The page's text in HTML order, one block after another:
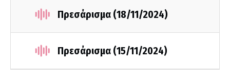
Πρεσάρισμα (18/11/2024)
Πρεσάρισμα (15/11/2024)